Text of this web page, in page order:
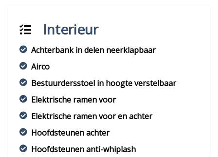
Interieur
Achterbank in delen neerklapbaar
Airco
Bestuurdersstoel in hoogte verstelbaar
Elektrische ramen voor
Elektrische ramen voor en achter
Hoofdsteunen achter
Hoofdsteunen anti-whiplash